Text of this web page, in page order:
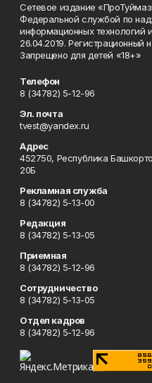
Сетевое издание
Федеральной службой по
информационных технологий
26.04.2019.
Запрещено для детей «18+»
Телефон
8 (34782) 5-12-96
Эл. почта
tvest@yandex.ru
Адрес
452750, Республика
20Б
Рекламная служба
8 (34782) 5-13-00
Редакция
8 (34782) 5-13-05
Приемная
8 (34782) 5-12-96
Сотрудничество
8 (34782) 5-13-05
Отдел кадров
8 (34782) 5-12-96